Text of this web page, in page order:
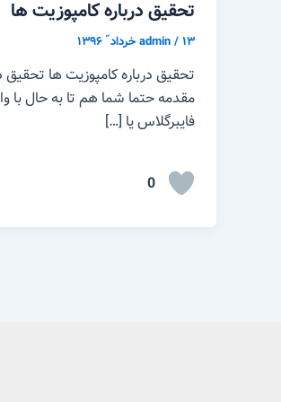
تحقیق درباره کامپوزیت ها
admin/۱۳ خرداد ّ ۱۳۹۶
تحقیق درباره کامپوزیت ها تحقیق
مقدمه حتما شما هم تا به حال با
فایبر‌گلاس یا […]
0